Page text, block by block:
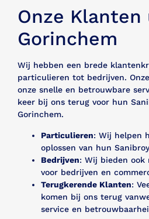
Onze Klanten
Gorinchem
Wij hebben een brede
particulieren tot bedrijven.
onze snelle en betrouwbare
keer bij ons terug voor hun
Gorinchem.
Particulieren: Wij helpen
oplossen van hun
Bedrijven: Wij bieden ook
voor bedrijven en
Terugkerende Klanten:
komen bij ons terug
service en